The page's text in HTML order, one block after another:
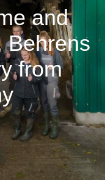
and
Behrens
from